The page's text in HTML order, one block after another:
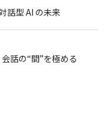
話型 AI の未来
話の“間”を極める